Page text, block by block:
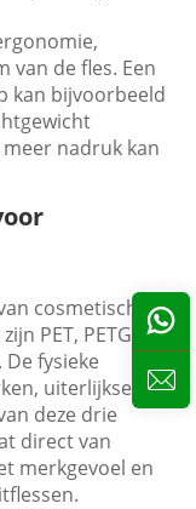
van de fles. Een
kan bijvoorbeeld
nadruk kan
cosmetische
PET, PETG en
fysieke
uiterlijkse
deze drie
direct van
merkgevoel en